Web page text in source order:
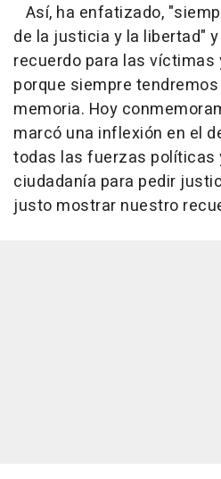
Así, ha enfatizado,
de la justicia y la libertad"
recuerdo para las
porque siempre
memoria. Hoy
marcó una inflexión en el
todas las fuerzas políticas
ciudadanía para pedir
justo mostrar nuestro